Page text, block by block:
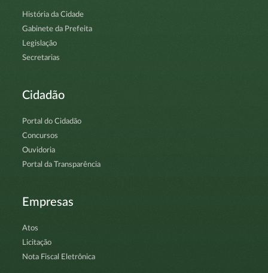
História da Cidade
Gabinete da Prefeita
Legislação
Secretarias
Cidadão
Portal do Cidadão
Concursos
Ouvidoria
Portal da Transparência
Empresas
Atos
Licitação
Nota Fiscal Eletrônica